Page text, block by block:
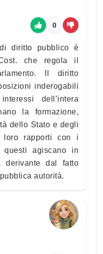
0
diritto pubblico è
che regola il
Il diritto
inderogabili
dell’intera
la formazione,
dello Stato e degli
loro rapporti con i
agiscano in
derivante dal fatto
autorità.